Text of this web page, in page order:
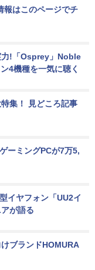
報はこのページでチ
力!「Osprey」Noble
4機種を一気に聴く
集！ 見どころ記事
ーミングPCが7万5,
イヤフォン「UU2イ
が語る
ブランドHOMURA